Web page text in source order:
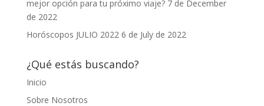
mejor opción para tu próximo viaje? 7 de December
de 2022
Horóscopos JULIO 2022 6 de July de 2022
¿Qué estás buscando?
Inicio
Sobre Nosotros